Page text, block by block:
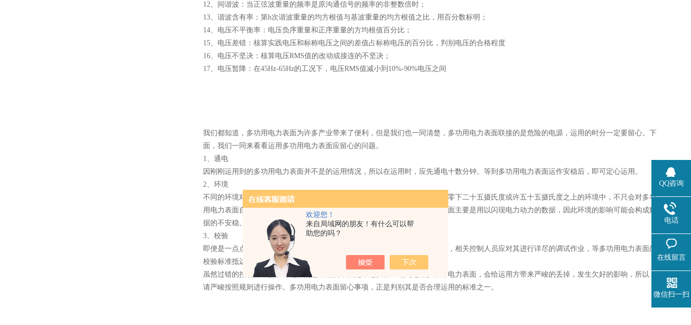
欢迎您！
来自局域网的朋友！有什么可以帮
助您的吗？
12、间谐波：当正弦波重量的频率是原沟通信号的频率的非整数倍时；
13、谐波含有率：第h次谐波重量的均方根值与基波重量的均方根值之比，用百分数标明；
14、电压不平衡率：电压负序重量和正序重量的方均根值百分比；
15、电压差错：核算实践电压和标称电压之间的差值占标称电压的百分比，判别电压的合格程度
16、电压不坚决：核算电压RMS值的改动或接连的不坚决；
17、电压暂降：在45Hz-65Hz的工况下，电压RMS值减小到10%-90%电压之间
我们都知道，多功用电力表面为许多产业带来了便利，但是我们也一同清楚，多功用电力表面联接的是危险的电源，运用的时分一定要留心。下
面，我们一同来看看运用多功用电力表面应留心的问题。
1、通电
因刚刚运用到的多功用电力表面并不是的运用情况，所以在运用时，应先通电十数分钟。等到多功用电力表面运作安稳后，即可定心运用。
2、环境
不同的环境对多功用电力表面带来的运用影响也是不行忽视的，如将其放置在零下二十五摄氏度或许五十五摄氏度之上的环境中，不只会对多功
用电力表面自身带来严峻损伤，一同会影响它的正常运用标准。多功用电力表面主要是用以闪现电力动力的数据，因此环境的影响可能会构成数
据的不安稳、不正确。
3、校验
即便是一点点过错，也会对多功用电力表面的运用带来严峻影响，在运用之前，相关控制人员应对其进行详尽的调试作业，等多功用电力表面的
校验标准抵达预期间隔后，方可安靖运用。
虽然过错的控制并不会发生危险的意外情况，但是，违反相应规则运用多功用电力表面，会给运用方带来严峻的丢掉，发生欠好的影响，所以，
请严峻按照规则进行操作。多功用电力表面留心事项，正是判别其是否合理运用的标准之一。
QQ咨询
电话
在线留言
微信扫一扫